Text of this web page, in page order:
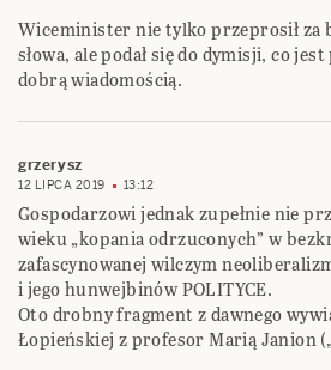
Wiceminister nie tylko przeprosił za
słowa, ale podał się do dymisji, co
dobrą wiadomością.
grzerysz
12 LIPCA 2019 13:12
Gospodarzowi jednak zupełnie nie
wieku „kopania odrzuconych” w
zafascynowanej wilczym
i jego hunwejbinów POLITYCE.
Oto drobny fragment z dawnego
Łopieńskiej z profesor Marią Janion